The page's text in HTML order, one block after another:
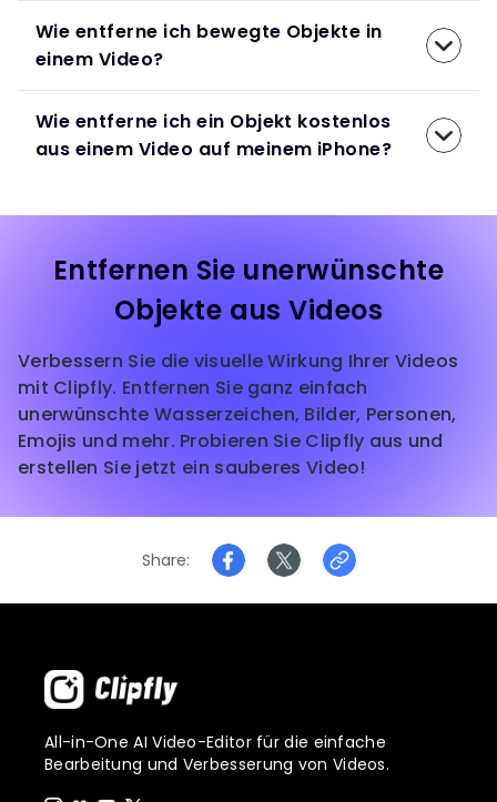
Wie entferne ich bewegte Objekte in
einem Video?
Wie entferne ich ein Objekt kostenlos
aus einem Video auf meinem iPhone?
Entfernen Sie unerwünschte
Objekte aus Videos
Verbessern Sie die visuelle Wirkung Ihrer Videos
mit Clipfly. Entfernen Sie ganz einfach
unerwünschte Wasserzeichen, Bilder, Personen,
Emojis und mehr. Probieren Sie Clipfly aus und
erstellen Sie jetzt ein sauberes Video!
Share
All-in-One AI Video-Editor für die einfache
Bearbeitung und Verbesserung von Videos.